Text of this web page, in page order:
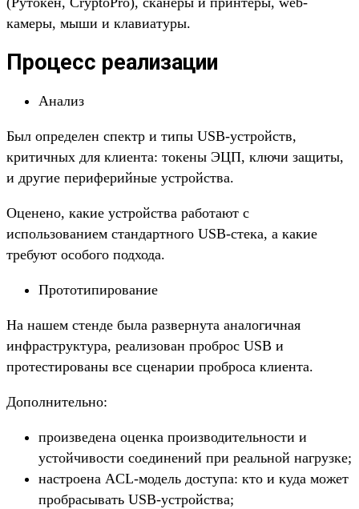
камеры, мыши и клавиатуры.
Процесс реализации
Анализ
Был определен спектр и типы USB-устройств,
критичных для клиента: токены ЭЦП, ключи защиты,
и другие периферийные устройства.
Оценено, какие устройства работают с
использованием стандартного USB-стека, а какие
требуют особого подхода.
Прототипирование
На нашем стенде была развернута аналогичная
инфраструктура, реализован проброс USB и
протестированы все сценарии проброса клиента.
Дополнительно:
произведена оценка производительности и
устойчивости соединений при реальной нагрузке;
настроена ACL-модель доступа: кто и куда может
пробрасывать USB-устройства;